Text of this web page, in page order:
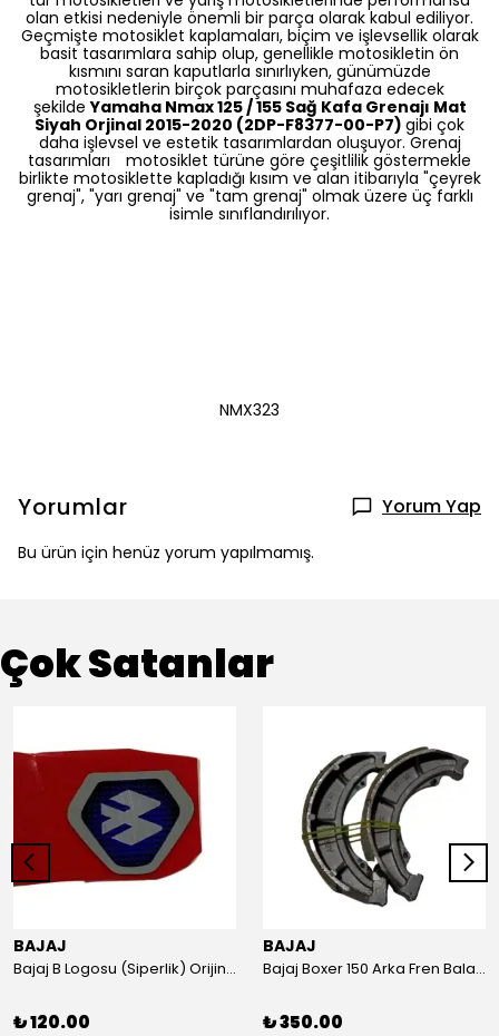
olan etkisi nedeniyle önemli bir parça olarak kabul ediliyor.
Geçmişte motosiklet kaplamaları, biçim ve işlevsellik olarak
basit tasarımlara sahip olup, genellikle motosikletin ön
kısmını saran kaputlarla sınırlıyken, günümüzde
motosikletlerin birçok parçasını muhafaza edecek
şekildeYamaha Nmax 125 / 155 Sağ Kafa Grenajı Mat
Siyah Orjinal 2015-2020 (2DP-F8377-00-P7) gibi çok
daha işlevsel ve estetik tasarımlardan oluşuyor. Grenaj
tasarımları motosiklet türüne göre çeşitlilik göstermekle
birlikte motosiklette kapladığı kısım ve alan itibarıyla "çeyrek
grenaj", "yarı grenaj" ve "tam grenaj" olmak üzere üç farklı
isimle sınıflandırılıyor.
NMX323
Yorumlar Yorum Yap
Bu ürün için henüz yorum yapılmamış.
Çok Satanlar
BAJAJ
Bajaj B Logosu (Siperlik) Orijinal
₺ 120.00
BAJAJ
Bajaj Boxer 150 Arka Fren Balatası Orijinal
₺ 350.00